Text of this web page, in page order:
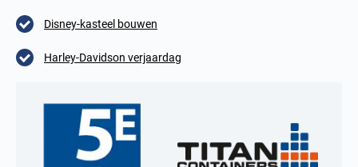
Disney-kasteel bouwen
Harley-Davidson verjaardag